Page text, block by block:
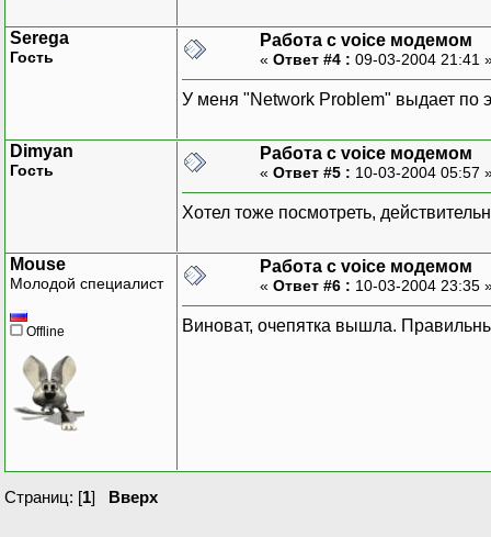
Serega
Гость
Работа с voice модемом
« Ответ #4 : 09-03-2004 21:41
У меня "Network Problem" выдает по
Dimyan
Гость
Работа с voice модемом
« Ответ #5 : 10-03-2004 05:57
Хотел тоже посмотреть,
Mouse
Молодой специалист
Offline
Работа с voice модемом
« Ответ #6 : 10-03-2004 23:35
Виноват, очепятка вышла.
Страниц: [1] Вверх